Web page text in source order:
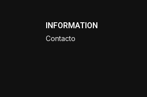
INFORMATION
Contacto